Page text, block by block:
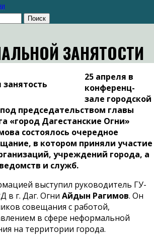
ЗАНЯТОСТИ
25 апреля в
конференц-
зале городской
председательством главы
«город Дагестанские Огни»
состоялось очередное
в котором приняли участие
учреждений города, а
и служб.
выступил руководитель ГУ-
в г. Даг. Огни Айдын Рагимов. Он
совещания с работой,
в сфере неформальной
на территории города.